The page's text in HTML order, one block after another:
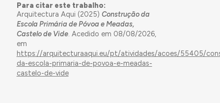
Para citar este trabalho:
Arquitectura Aqui (2025) Construção da
Escola Primária de Póvoa e Meadas,
Castelo de Vide. Acedido em 08/08/2026,
em
https://arquitecturaaqui.eu/pt/atividades/acoes/55405/
da-escola-primaria-de-povoa-e-meadas-
castelo-de-vide